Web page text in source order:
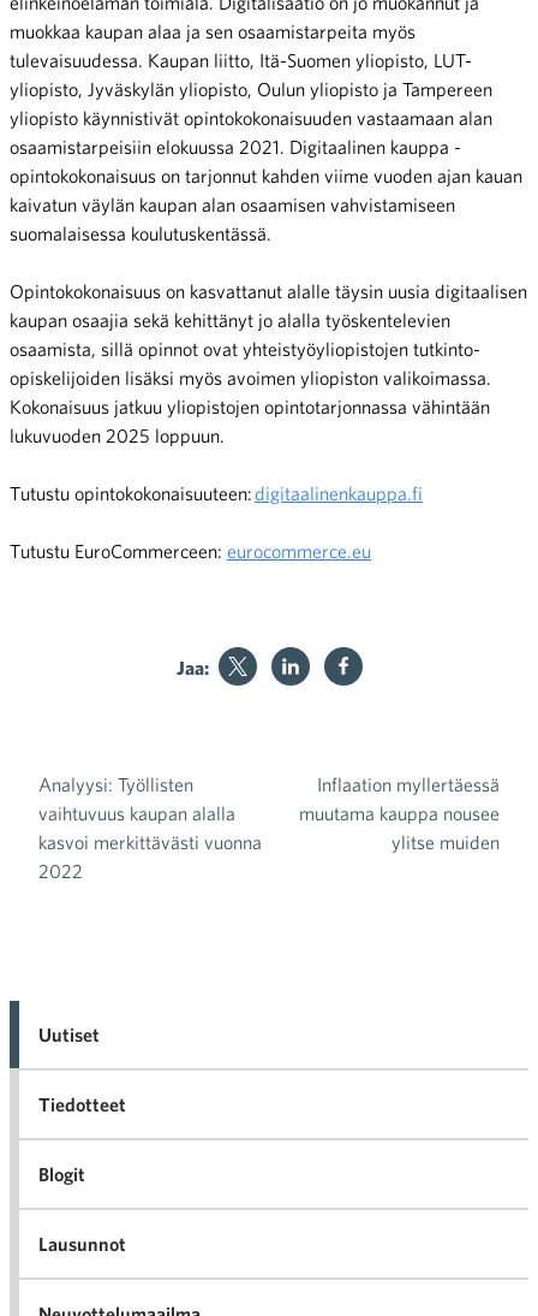
muokkaa kaupan alaa ja sen osaamistarpeita myös
tulevaisuudessa. Kaupan liitto, Itä-Suomen yliopisto, LUT-
yliopisto, Jyväskylän yliopisto, Oulun yliopisto ja Tampereen
yliopisto käynnistivät opintokokonaisuuden vastaamaan alan
osaamistarpeisiin elokuussa 2021. Digitaalinen kauppa -
opintokokonaisuus on tarjonnut kahden viime vuoden ajan kauan
kaivatun väylän kaupan alan osaamisen vahvistamiseen
suomalaisessa koulutuskentässä.
Opintokokonaisuus on kasvattanut alalle täysin uusia digitaalisen
kaupan osaajia sekä kehittänyt jo alalla työskentelevien
osaamista, sillä opinnot ovat yhteistyöyliopistojen tutkinto-
opiskelijoiden lisäksi myös avoimen yliopiston valikoimassa.
Kokonaisuus jatkuu yliopistojen opintotarjonnassa vähintään
lukuvuoden 2025 loppuun.
Tutustu opintokokonaisuuteen:digitaalinenkauppa.fi
Tutustu EuroCommerceen: eurocommerce.eu
Jaa:
Artikkelien selaus
Analyysi: Työllisten
vaihtuvuus kaupan alalla
kasvoi merkittävästi vuonna
2022
Inflaation myllertäessä
muutama kauppa nousee
ylitse muiden
Uutiset
Tiedotteet
Blogit
Lausunnot